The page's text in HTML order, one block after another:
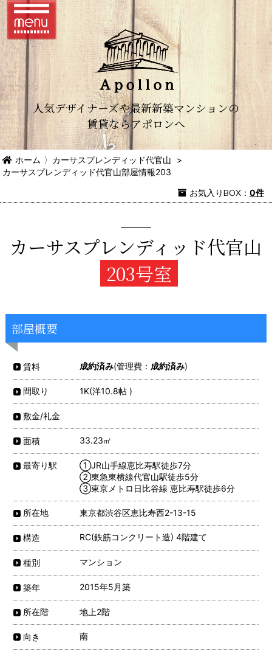
人気デザイナーズや最新新築マンションの
賃貸ならアポロンへ
ホーム 〉 カーサスプレンディッド代官山
>
カーサスプレンディッド代官山部屋情報203
お気入りBOX： 0件
カーサスプレンディッド代官山
203号室
部屋概要
賃料 成約済み(管理費： 成約済み)
間取り 1K(洋10.8帖 )
敷金/礼金
面積 33.23㎡
最寄り駅
①JR山手線恵比寿駅徒歩7分
②東急東横線代官山駅徒歩5分
③東京メトロ日比谷線 恵比寿駅徒歩6分
所在地 東京都渋谷区恵比寿西2-13-15
構造 RC(鉄筋コンクリート造) 4階建て
種別 マンション
築年 2015年5月築
所在階 地上2階
向き 南